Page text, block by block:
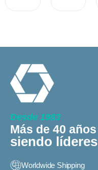
Desde 1983
Más de 40 años
siendo líderes
Worldwide Shipping